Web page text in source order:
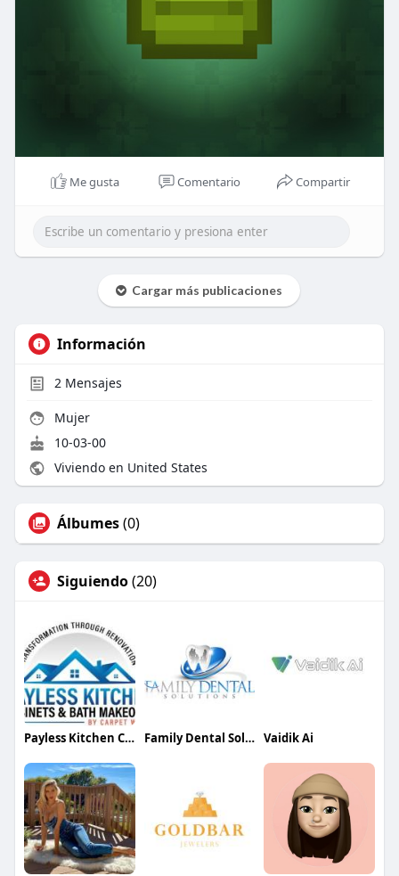
Me gusta Comentario Compartir
Cargar más publicaciones
Información
2Mensajes
Mujer
10-03-00
Viviendo en United States
Álbumes(0)
Siguiendo(20)
Payless Kitchen Cabinets Family Dental Solution Vaidik Ai